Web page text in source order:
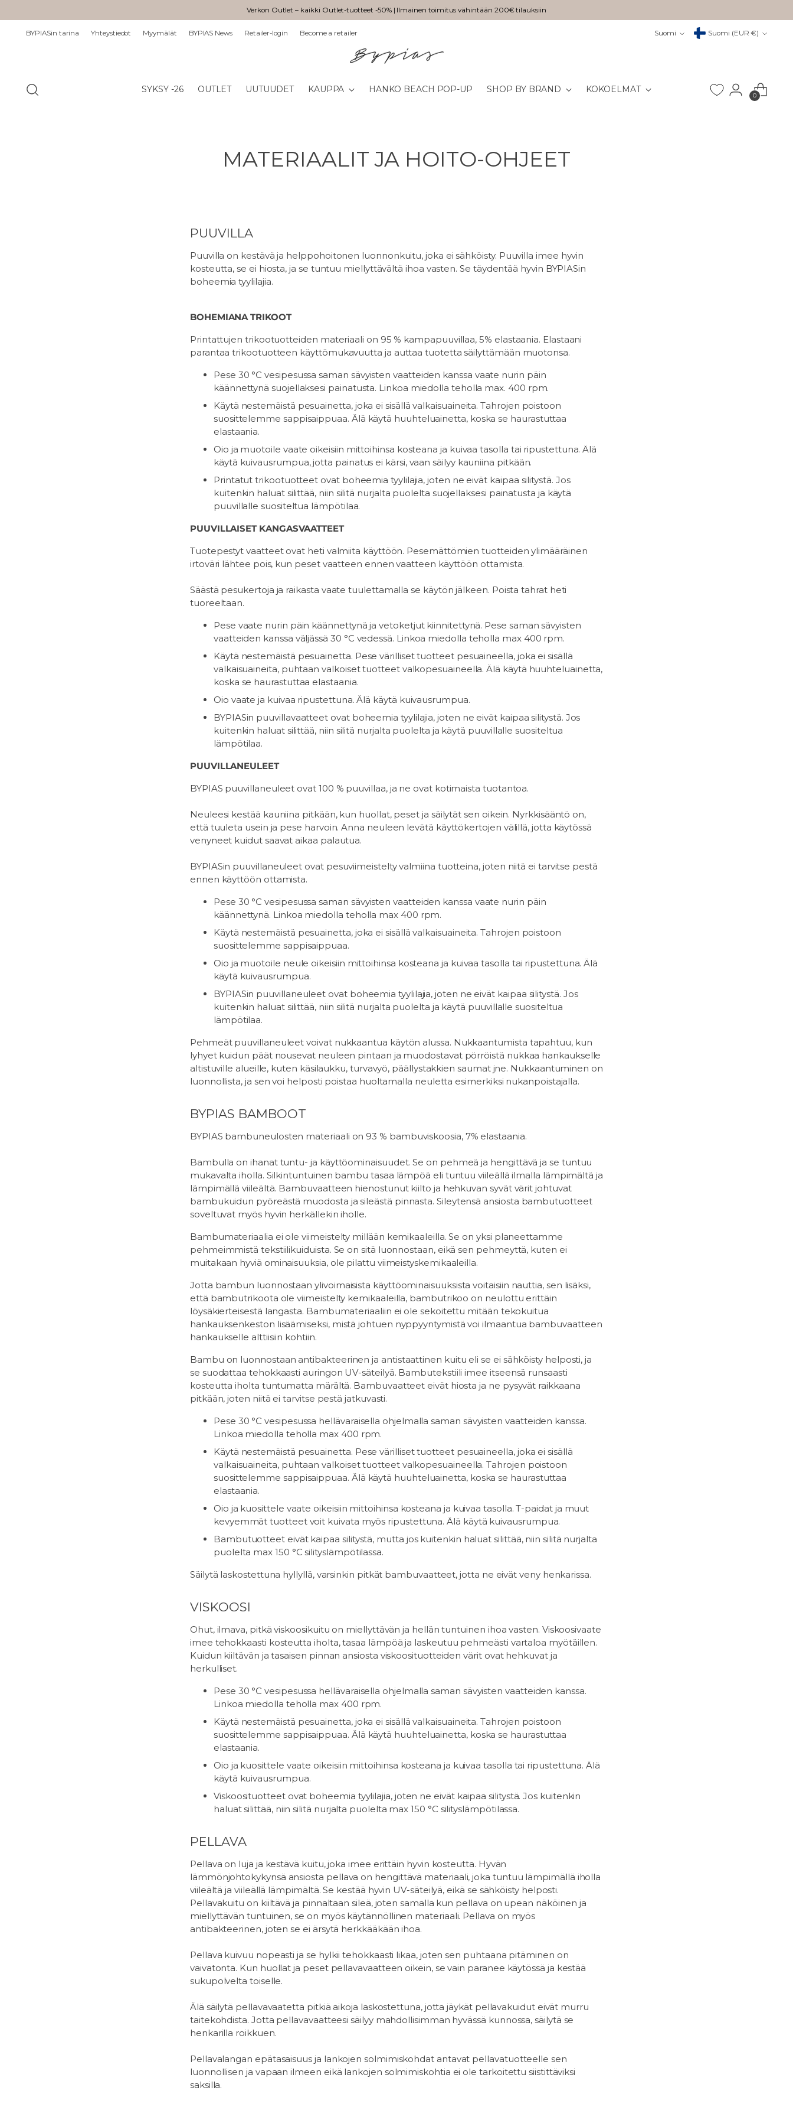
Verkon Outlet – kaikki Outlet-tuotteet -50% | Ilmainen toimitus vähintään 200€ tilauksiin
BYPIASin tarina Yhteystiedot Myymälät BYPIAS News Retailer-login Become a retailer Suomi Valuutta Suomi (EUR €)
SYKSY -26 OUTLET UUTUUDET KAUPPA HANKO BEACH POP-UP SHOP BY BRAND KOKOELMAT
0
MATERIAALIT JA HOITO-OHJEET
PUUVILLA
Puuvilla on kestävä ja helppohoitonen luonnonkuitu, joka ei sähköisty. Puuvilla imee hyvin
kosteutta, se ei hiosta, ja se tuntuu miellyttävältä ihoa vasten. Se täydentää hyvin BYPIASin
boheemia tyylilajia.
BOHEMIANA TRIKOOT
Printattujen trikootuotteiden materiaali on 95 % kampapuuvillaa, 5% elastaania. Elastaani
parantaa trikootuotteen käyttömukavuutta ja auttaa tuotetta säilyttämään muotonsa.
Pese 30 °C vesipesussa saman sävyisten vaatteiden kanssa vaate nurin päin
käännettynä suojellaksesi painatusta. Linkoa miedolla teholla max. 400 rpm.
Käytä nestemäistä pesuainetta, joka ei sisällä valkaisuaineita. Tahrojen poistoon
suosittelemme sappisaippuaa. Älä käytä huuhteluainetta, koska se haurastuttaa
elastaania.
Oio ja muotoile vaate oikeisiin mittoihinsa kosteana ja kuivaa tasolla tai ripustettuna. Älä
käytä kuivausrumpua, jotta painatus ei kärsi, vaan säilyy kauniina pitkään.
Printatut trikootuotteet ovat boheemia tyylilajia, joten ne eivät kaipaa silitystä. Jos
kuitenkin haluat silittää, niin silitä nurjalta puolelta suojellaksesi painatusta ja käytä
puuvillalle suositeltua lämpötilaa.
PUUVILLAISET KANGASVAATTEET
Tuotepestyt vaatteet ovat heti valmiita käyttöön. Pesemättömien tuotteiden ylimääräinen
irtoväri lähtee pois, kun peset vaatteen ennen vaatteen käyttöön ottamista.
Säästä pesukertoja ja raikasta vaate tuulettamalla se käytön jälkeen. Poista tahrat heti
tuoreeltaan.
Pese vaate nurin päin käännettynä ja vetoketjut kiinnitettynä. Pese saman sävyisten
vaatteiden kanssa väljässä 30 °C vedessä. Linkoa miedolla teholla max 400 rpm.
Käytä nestemäistä pesuainetta. Pese värilliset tuotteet pesuaineella, joka ei sisällä
valkaisuaineita, puhtaan valkoiset tuotteet valkopesuaineella. Älä käytä huuhteluainetta,
koska se haurastuttaa elastaania.
Oio vaate ja kuivaa ripustettuna. Älä käytä kuivausrumpua.
BYPIASin puuvillavaatteet ovat boheemia tyylilajia, joten ne eivät kaipaa silitystä. Jos
kuitenkin haluat silittää, niin silitä nurjalta puolelta ja käytä puuvillalle suositeltua
lämpötilaa.
PUUVILLANEULEET
BYPIAS puuvillaneuleet ovat 100 % puuvillaa, ja ne ovat kotimaista tuotantoa.
Neuleesi kestää kauniina pitkään, kun huollat, peset ja säilytät sen oikein. Nyrkkisääntö on,
että tuuleta usein ja pese harvoin. Anna neuleen levätä käyttökertojen välillä, jotta käytössä
venyneet kuidut saavat aikaa palautua.
BYPIASin puuvillaneuleet ovat pesuviimeistelty valmiina tuotteina, joten niitä ei tarvitse pestä
ennen käyttöön ottamista.
Pese 30 °C vesipesussa saman sävyisten vaatteiden kanssa vaate nurin päin
käännettynä. Linkoa miedolla teholla max 400 rpm.
Käytä nestemäistä pesuainetta, joka ei sisällä valkaisuaineita. Tahrojen poistoon
suosittelemme sappisaippuaa.
Oio ja muotoile neule oikeisiin mittoihinsa kosteana ja kuivaa tasolla tai ripustettuna. Älä
käytä kuivausrumpua.
BYPIASin puuvillaneuleet ovat boheemia tyylilajia, joten ne eivät kaipaa silitystä. Jos
kuitenkin haluat silittää, niin silitä nurjalta puolelta ja käytä puuvillalle suositeltua
lämpötilaa.
Pehmeät puuvillaneuleet voivat nukkaantua käytön alussa. Nukkaantumista tapahtuu, kun
lyhyet kuidun päät nousevat neuleen pintaan ja muodostavat pörröistä nukkaa hankaukselle
altistuville alueille, kuten käsilaukku, turvavyö, päällystakkien saumat jne. Nukkaantuminen on
luonnollista, ja sen voi helposti poistaa huoltamalla neuletta esimerkiksi nukanpoistajalla.
BYPIAS BAMBOOT
BYPIAS bambuneulosten materiaali on 93 % bambuviskoosia, 7% elastaania.
Bambulla on ihanat tuntu- ja käyttöominaisuudet. Se on pehmeä ja hengittävä ja se tuntuu
mukavalta iholla. Silkintuntuinen bambu tasaa lämpöä eli tuntuu viileällä ilmalla lämpimältä ja
lämpimällä viileältä. Bambuvaatteen hienostunut kiilto ja hehkuvan syvät värit johtuvat
bambukuidun pyöreästä muodosta ja sileästä pinnasta. Sileytensä ansiosta bambutuotteet
soveltuvat myös hyvin herkällekin iholle.
Bambumateriaalia ei ole viimeistelty millään kemikaaleilla. Se on yksi planeettamme
pehmeimmistä tekstiilikuiduista. Se on sitä luonnostaan, eikä sen pehmeyttä, kuten ei
muitakaan hyviä ominaisuuksia, ole pilattu viimeistyskemikaaleilla.
Jotta bambun luonnostaan ylivoimaisista käyttöominaisuuksista voitaisiin nauttia, sen lisäksi,
että bambutrikoota ole viimeistelty kemikaaleilla, bambutrikoo on neulottu erittäin
löysäkierteisestä langasta. Bambumateriaaliin ei ole sekoitettu mitään tekokuitua
hankauksenkeston lisäämiseksi, mistä johtuen nyppyyntymistä voi ilmaantua bambuvaatteen
hankaukselle alttiisiin kohtiin.
Bambu on luonnostaan antibakteerinen ja antistaattinen kuitu eli se ei sähköisty helposti, ja
se suodattaa tehokkaasti auringon UV-säteilyä. Bambutekstiili imee itseensä runsaasti
kosteutta iholta tuntumatta märältä. Bambuvaatteet eivät hiosta ja ne pysyvät raikkaana
pitkään, joten niitä ei tarvitse pestä jatkuvasti.
Pese 30 °C vesipesussa hellävaraisella ohjelmalla saman sävyisten vaatteiden kanssa.
Linkoa miedolla teholla max 400 rpm.
Käytä nestemäistä pesuainetta. Pese värilliset tuotteet pesuaineella, joka ei sisällä
valkaisuaineita, puhtaan valkoiset tuotteet valkopesuaineella. Tahrojen poistoon
suosittelemme sappisaippuaa. Älä käytä huuhteluainetta, koska se haurastuttaa
elastaania.
Oio ja kuosittele vaate oikeisiin mittoihinsa kosteana ja kuivaa tasolla. T-paidat ja muut
kevyemmät tuotteet voit kuivata myös ripustettuna. Älä käytä kuivausrumpua.
Bambutuotteet eivät kaipaa silitystä, mutta jos kuitenkin haluat silittää, niin silitä nurjalta
puolelta max 150 °C silityslämpötilassa.
Säilytä laskostettuna hyllyllä, varsinkin pitkät bambuvaatteet, jotta ne eivät veny henkarissa.
VISKOOSI
Ohut, ilmava, pitkä viskoosikuitu on miellyttävän ja hellän tuntuinen ihoa vasten. Viskoosivaate
imee tehokkaasti kosteutta iholta, tasaa lämpöä ja laskeutuu pehmeästi vartaloa myötäillen.
Kuidun kiiltävän ja tasaisen pinnan ansiosta viskoosituotteiden värit ovat hehkuvat ja
herkulliset.
Pese 30 °C vesipesussa hellävaraisella ohjelmalla saman sävyisten vaatteiden kanssa.
Linkoa miedolla teholla max 400 rpm.
Käytä nestemäistä pesuainetta, joka ei sisällä valkaisuaineita. Tahrojen poistoon
suosittelemme sappisaippuaa. Älä käytä huuhteluainetta, koska se haurastuttaa
elastaania.
Oio ja kuosittele vaate oikeisiin mittoihinsa kosteana ja kuivaa tasolla tai ripustettuna. Älä
käytä kuivausrumpua.
Viskoosituotteet ovat boheemia tyylilajia, joten ne eivät kaipaa silitystä. Jos kuitenkin
haluat silittää, niin silitä nurjalta puolelta max 150 °C silityslämpötilassa.
PELLAVA
Pellava on luja ja kestävä kuitu, joka imee erittäin hyvin kosteutta. Hyvän
lämmönjohtokykynsä ansiosta pellava on hengittävä materiaali, joka tuntuu lämpimällä iholla
viileältä ja viileällä lämpimältä. Se kestää hyvin UV-säteilyä, eikä se sähköisty helposti.
Pellavakuitu on kiiltävä ja pinnaltaan sileä, joten samalla kun pellava on upean näköinen ja
miellyttävän tuntuinen, se on myös käytännöllinen materiaali. Pellava on myös
antibakteerinen, joten se ei ärsytä herkkääkään ihoa.
Pellava kuivuu nopeasti ja se hylkii tehokkaasti likaa, joten sen puhtaana pitäminen on
vaivatonta. Kun huollat ja peset pellavavaatteen oikein, se vain paranee käytössä ja kestää
sukupolvelta toiselle.
Älä säilytä pellavavaatetta pitkiä aikoja laskostettuna, jotta jäykät pellavakuidut eivät murru
taitekohdista. Jotta pellavavaatteesi säilyy mahdollisimman hyvässä kunnossa, säilytä se
henkarilla roikkuen.
Pellavalangan epätasaisuus ja lankojen solmimiskohdat antavat pellavatuotteelle sen
luonnollisen ja vapaan ilmeen eikä lankojen solmimiskohtia ei ole tarkoitettu siistittäviksi
saksilla.